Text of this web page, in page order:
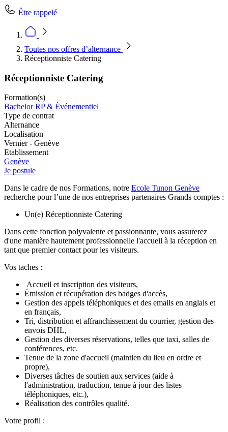
Être rappelé
Toutes nos offres d’alternance
Réceptionniste Catering
Réceptionniste Catering
Formation(s)
Bachelor RP & Événementiel
Type de contrat
Alternance
Localisation
Vernier - Genève
Etablissement
Genève
Je postule
Dans le cadre de nos Formations, notre Ecole Tunon Genève
recherche pour l’une de nos entreprises partenaires Grands comptes :
Un(e) Réceptionniste Catering
Dans cette fonction polyvalente et passionnante, vous assurerez
d'une manière hautement professionnelle l'accueil à la réception en
tant que premier contact pour les visiteurs.
Vos taches :
Accueil et inscription des visiteurs,
Émission et récupération des badges d'accès,
Gestion des appels téléphoniques et des emails en anglais et
en français,
Tri, distribution et affranchissement du courrier, gestion des
envois DHL,
Gestion des diverses réservations, telles que taxi, salles de
conférences, etc.
Tenue de la zone d'accueil (maintien du lieu en ordre et
propre),
Diverses tâches de soutien aux services (aide à
l'administration, traduction, tenue à jour des listes
téléphoniques, etc.),
Réalisation des contrôles qualité.
Votre profil :